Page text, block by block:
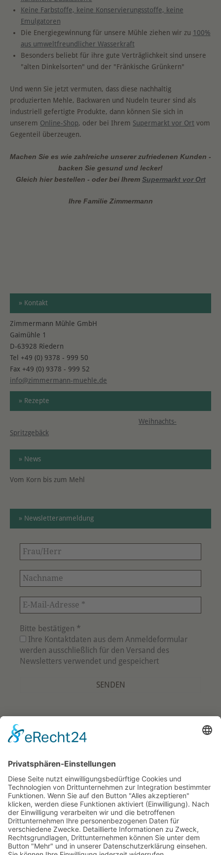
Keine Farbstoffe, keine Konservierungsstoffe, keine
Emulgatoren
Die Energiegewinnung für unsere Mühle ziehen wir zu 100%
aus umweltfreundlicher Wasserkraft
Besonders beliebt für ihre gute Verträglichkeit sind unsere
"alten Dinkelsorten" und der "Fränkische Grünkern"
Und wenn Sie jetzt vermuten, dass diese nachhaltig
produzierten Mehle, Backwaren und Nudeln teurer sind als
industriell gefertigte Produkte, dann können Sie sich in
unserem Online-Shop, oder bei Ihrem Supermarkt vor Ort vom
Gegenteil überzeugen.
Machen Sie es wie zahlreiche unserer zufriedenen Kunden -
backen Sie gesund und lecker!
Gleich hier bestellen - oder bei Ihrem Supermarkt vor Ort
Ihre Familie Zimmermann
» Kontakt
Zimmermann Mühle GmbH
Gaimühle 1
D-63928 Riedern
Tel +49 (0) 9378 - 999 50
Fax +49 (0) 9378 - 999 52
info@zimmermann-muehle.de
» Rezepte
Weihnachts-
Spritzgebäck
» News
Vom Korn bis zum Mehl
» Newsletteranmeldung
Frau/Herr
Nachname
E-
Mail-
Adresse
*
Bitte bestätigen *
Ihre Kontaktdaten aus dem Anmeldeformular
werden ausschließlich für den Versand des
Newsletters verwendet und gespeichert
Copyright © 2026 · Zimmermann-Mühle GmbH · Gaimühle 1 ·
63928 Riedern ·Impressum Theme by SiteOrigin
Vertrag widerrufen
Cookie-Einstellungen